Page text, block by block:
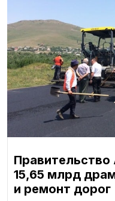
15,65 млрд
и ремонт дорог